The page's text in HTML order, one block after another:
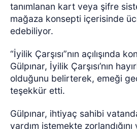
tanımlanan kart veya şifre
mağaza konsepti içerisinde
edebiliyor.
“İyilik Çarşısı”nın açılışında
Gülpınar, İyilik Çarşısı’nın
olduğunu belirterek, emeği
teşekkür etti.
Gülpınar, ihtiyaç sahibi
yardım istemekte